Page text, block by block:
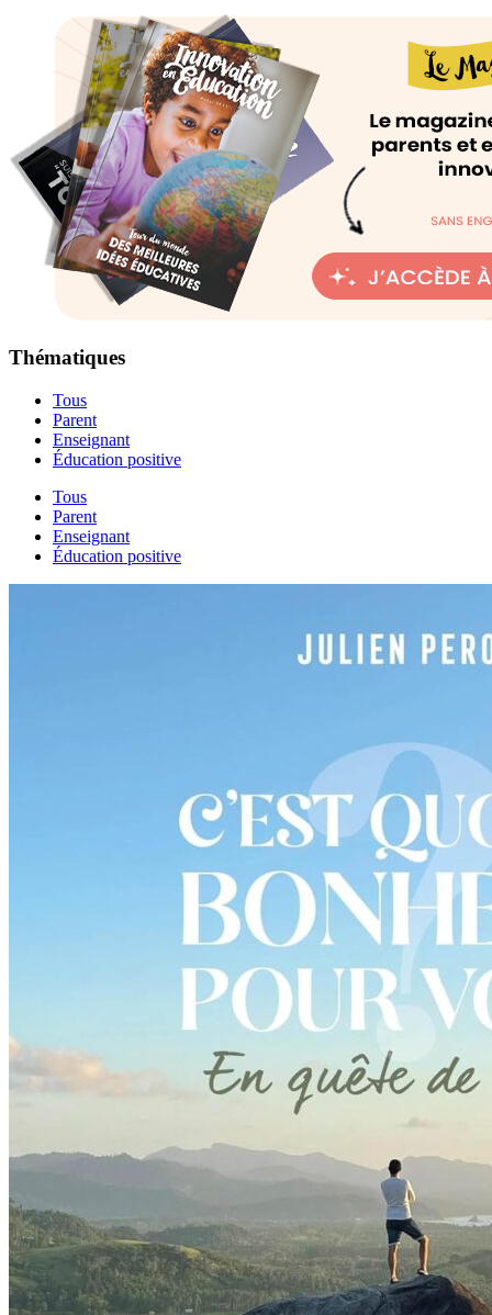
Thématiques
Tous
Parent
Enseignant
Éducation positive
Tous
Parent
Enseignant
Éducation positive